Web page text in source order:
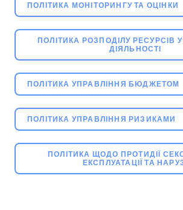
ПОЛІТИКА МОНІТОРИНГУ ТА ОЦІНКИ
ПОЛІТИКА РОЗПОДІЛУ РЕСУРСІВ
ДІЯЛЬНОСТІ
ПОЛІТИКА УПРАВЛІННЯ БЮДЖЕТОМ
ПОЛІТИКА УПРАВЛІННЯ РИЗИКАМИ
ПОЛІТИКА ЩОДО ПРОТИДІЇ
ЕКСПЛУАТАЦІЇ ТА